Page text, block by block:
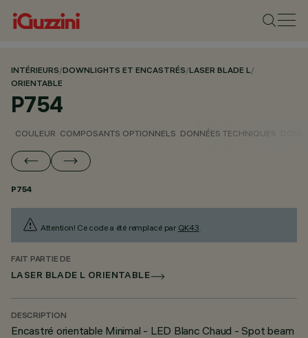
INTÉRIEURS/DOWNLIGHTS ET ENCASTRÉS/LASER BLADE L/
ORIENTABLE
P754
COULEUR COMPOSANTS OPTIONNELS DONNÉES TECHNIQUES
P754
Attention! Ce code a été remplacé par QK43.
FAIT PARTIE DE
LASER BLADE L ORIENTABLE
DESCRIPTION
Encastré orientable Minimal - LED Blanc Chaud - Spot beam